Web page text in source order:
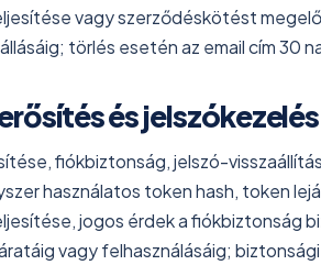
vagy szerződéskötést
törlés esetén az email cím 30
és jelszókezelés
fiókbiztonság, jelszó-
használatos token hash, token
jogos érdek a fiókbiztonság
vagy felhasználásáig;